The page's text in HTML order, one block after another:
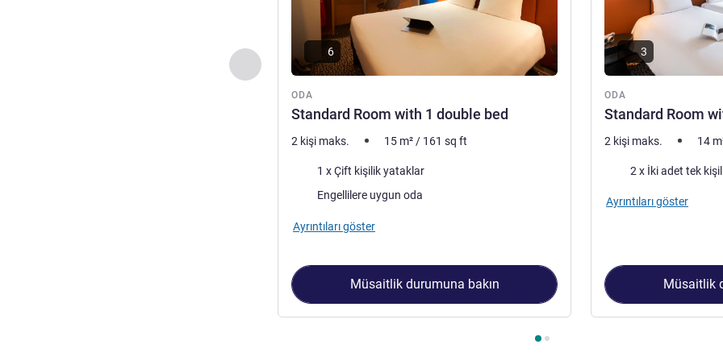
Önceki - Oda
ODA
Standard Room with 1 double bed
6
2 kişi maks. 15 m² / 161 sq ft
1 x Çift kişilik yataklar
Engellilere uygun oda
Ayrıntıları göster
Müsaitlik durumuna bakın
ODA
Standard Room
3
2 kişi maks. 14
2 x İki adet tek
Ayrıntıları göster
Müsaitlik